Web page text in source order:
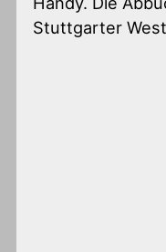
Stuttgarter